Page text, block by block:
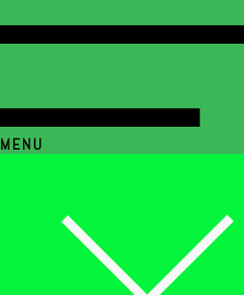
MENU